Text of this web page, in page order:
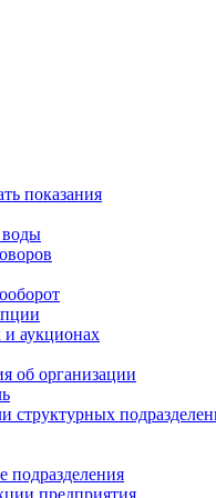
показания
воды
аукционах
об организации
структурных
подразделения
предприятия